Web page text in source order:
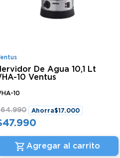
De Agua 10,1 Lt
10 Ventus
10
64.990 Ahorra$17.000
47.990
Agregar al carrito